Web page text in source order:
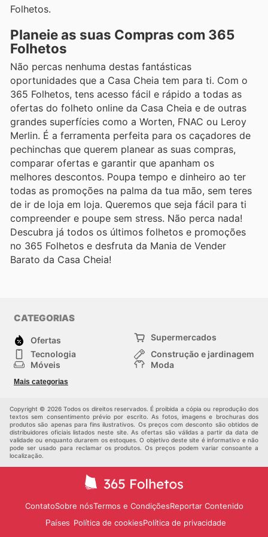
Folhetos.
Planeie as suas Compras com 365
Folhetos
Não percas nenhuma destas fantásticas
oportunidades que a Casa Cheia tem para ti. Com o
365 Folhetos, tens acesso fácil e rápido a todas as
ofertas do folheto online da Casa Cheia e de outras
grandes superfícies como a Worten, FNAC ou Leroy
Merlin. É a ferramenta perfeita para os caçadores de
pechinchas que querem planear as suas compras,
comparar ofertas e garantir que apanham os
melhores descontos. Poupa tempo e dinheiro ao ter
todas as promoções na palma da tua mão, sem teres
de ir de loja em loja. Queremos que seja fácil para ti
compreender e poupe sem stress. Não perca nada!
Descubra já todos os últimos folhetos e promoções
no 365 Folhetos e desfruta da Mania de Vender
Barato da Casa Cheia!
CATEGORIAS
Ofertas
Supermercados
Tecnologia
Construção e jardinagem
Móveis
Moda
Crianças
Mais categorias
Copyright © 2026 Todos os direitos reservados. É proibida a cópia ou reprodução dos
textos sem consentimento prévio por escrito. As fotos, imagens e brochuras dos
produtos são apenas para fins ilustrativos. Os preços com desconto são obtidos de
distribuidores oficiais listados neste site. As ofertas são válidas a partir da data de
validade ou enquanto durarem os estoques. O objetivo deste site é informativo e não
pode ser usado para reclamar os produtos. Os preços podem variar consoante a
localização.
ContatoSobre nósTermos e CondiçõesReportar Contenido
Países Política de cookiesPolítica de privacidade